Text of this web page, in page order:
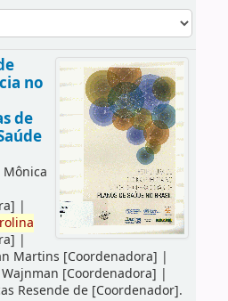
no
de
|
|
Martins [Coordenadora] |
[Coordenadora] |
Resende de[Coordenador].